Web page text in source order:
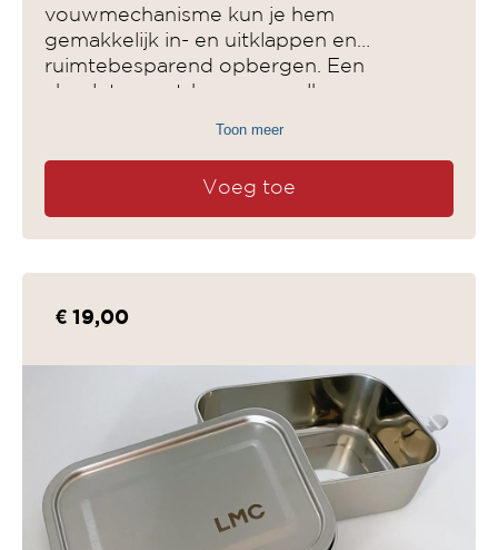
vouwmechanisme kun je hem
gemakkelijk in- en uitklappen en
ruimtebesparend opbergen. Een
absolute must-have voor elke
kampeeraccessoires!
Toon meer
Voeg toe
€ 19,00